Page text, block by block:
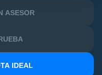
ASESOR
IDEAL